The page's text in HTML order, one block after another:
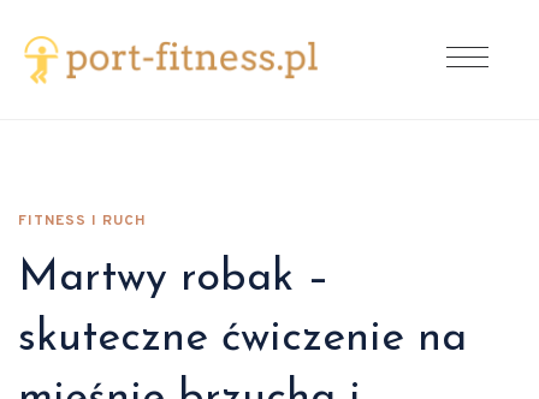
FITNESS I RUCH
Martwy robak –
skuteczne ćwiczenie na